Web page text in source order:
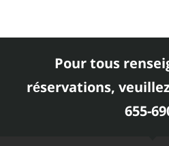
Pour tous
réservations,
655-